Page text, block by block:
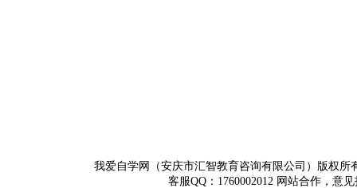
我爱自学网（安庆市汇智教育咨询有限公司）版权
客服QQ：1760002012 网站合作，意